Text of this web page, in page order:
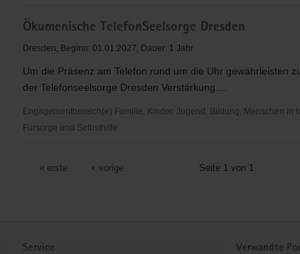
Ökumenische TelefonSeelsorge Dresden
Dresden, Beginn: 01.01.2027, Dauer: 1 Jahr
Um die Präsenz am Telefon rund um die Uhr gewährleisten
der Telefonseelsorge Dresden Verstärkung....
Engagementbereich(e) Familie, Kinder, Jugend, Bildung, Menschen in
Fürsorge und Selbsthilfe
TelefonSeelsorge
erste vorige Seite 1 von 1
Service Verwandte